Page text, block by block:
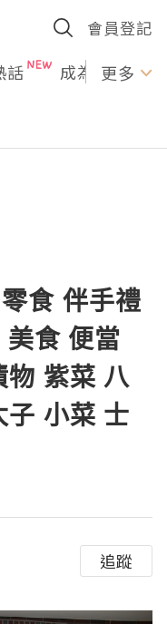
會員登記
話 成為U更多
食 伴手禮
食 便當
物 紫菜 八
小菜 士
追蹤